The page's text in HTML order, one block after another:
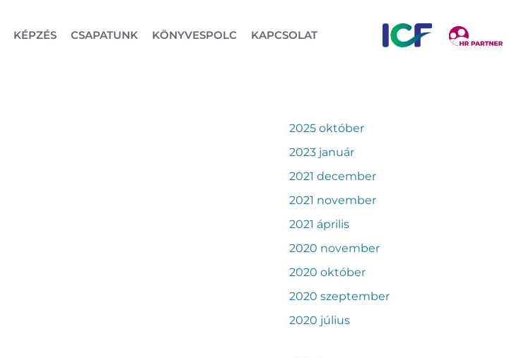
KÉPZÉS CSAPATUNK KÖNYVESPOLC KAPCSOLAT
2025 október
2023 január
2021 december
2021 november
2021 április
2020 november
2020 október
2020 szeptember
2020 július